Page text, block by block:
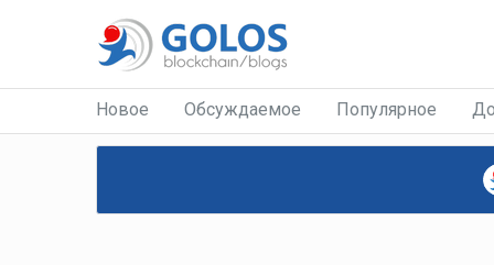
Новое Обсуждаемое Популярное